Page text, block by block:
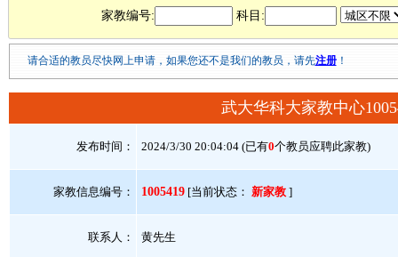
家教编号: 科目:
请合适的教员尽快网上申请，如果您还不是我们的教员，请先注册！
武大华科大家教中心
发布时间： 2024/3/30 20:04:04 (已有0个教员应聘此家教)
家教信息编号： 1005419 [当前状态： 新家教 ]
联系人： 黄先生